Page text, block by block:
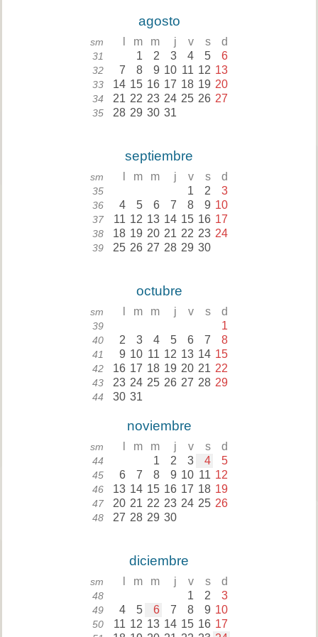
agosto
sm m m j v s d
31 1 2 3 4 5 6
32 7 8 9 10 11 12 13
33 14 15 16 17 18 19 20
34 21 22 23 24 25 26 27
35 28 29 30 31
septiembre
sm m m j v s d
35 1 2 3
36 4 5 6 7 8 9 10
37 11 12 13 14 15 16 17
38 18 19 20 21 22 23 24
39 25 26 27 28 29 30
octubre
sm m m j v s d
39 1
40 2 3 4 5 6 7 8
41 9 10 11 12 13 14 15
42 16 17 18 19 20 21 22
43 23 24 25 26 27 28 29
44 30 31
noviembre
sm m m j v s d
44 1 2 3 4 5
45 6 7 8 9 10 11 12
46 13 14 15 16 17 18 19
47 20 21 22 23 24 25 26
48 27 28 29 30
diciembre
sm m m j v s d
48 1 2 3
49 4 5 6 7 8 9 10
50 11 12 13 14 15 16 17